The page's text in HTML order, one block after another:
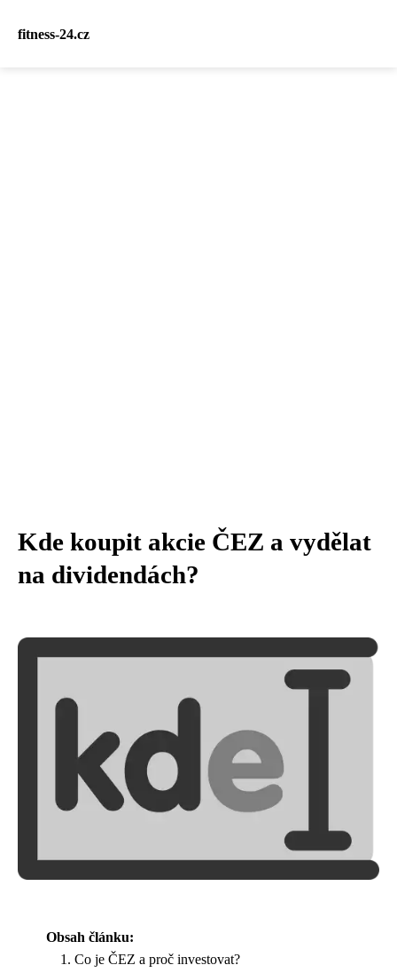
fitness-24.cz
Kde koupit akcie ČEZ a vydělat
na dividendách?
Obsah článku:
Co je ČEZ a proč investovat?